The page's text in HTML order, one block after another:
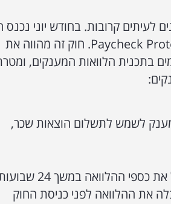
לעיתים קרובות. בחודש יוני נכנס
חדש לתוקף: Paycheck Protection Program Flexibility Act of 2020. חוק זה מהווה את
בתכנית הלוואות המענקים,
המענק לשמש לתשלום הוצאות שכר,
ככלל, ניתן לנצל את כספי ההלוואה במשך
שקיבלה את ההלוואה לפני כניסת החוק